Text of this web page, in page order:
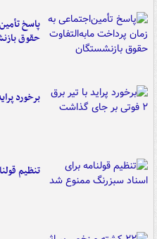
پاسخ
حقوق
برخورد پراید با تیر
تنظیم